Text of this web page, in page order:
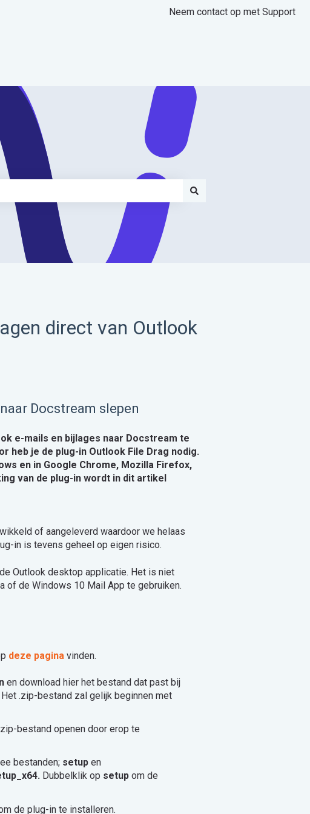
Neem contact op met Support
direct van Outlook
Docstream slepen
e-mails en bijlages naar Docstream te
heb je de plug-in Outlook File Drag nodig.
en in Google Chrome, Mozilla Firefox,
van de plug-in wordt in dit artikel
of aangeleverd waardoor we helaas
in is tevens geheel op eigen risico.
Outlook desktop applicatie. Het is niet
of de Windows 10 Mail App te gebruiken.
deze pagina vinden.
en download hier het bestand dat past bij
.zip-bestand zal gelijk beginnen met
bestand openen door erop te
bestanden; setupen
Dubbelklik op setup om de
de plug-in te installeren.